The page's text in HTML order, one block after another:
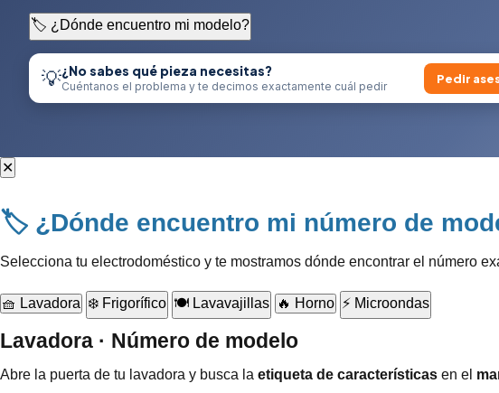
🏷️ ¿Dónde encuentro mi modelo?
💡¿No sabes qué pieza necesitas?
Cuéntanos el problema y te decimos exactamente cuál pedir
Pedir
✕
🏷️ ¿Dónde encuentro mi número de
Selecciona tu electrodoméstico y te mostramos dónde encontrar el número
🧺 Lavadora ❄️ Frigorífico 🍽️ Lavavajillas 🔥 Horno ⚡ Microondas
Lavadora · Número de modelo
Abre la puerta de tu lavadora y busca la etiqueta de características en el